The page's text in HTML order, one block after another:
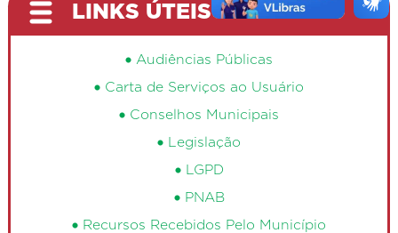
LINKS ÚTEIS
Audiências Públicas
Carta de Serviços ao Usuário
Conselhos Municipais
Legislação
LGPD
PNAB
Recursos Recebidos Pelo Município